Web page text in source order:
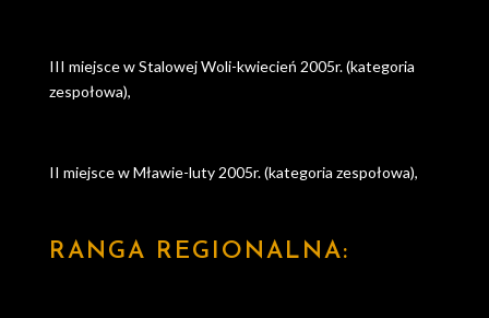
III miejsce w Stalowej Woli-kwiecień 2005r. (kategoria
zespołowa),
II miejsce w Mławie-luty 2005r. (kategoria zespołowa),
RANGA REGIONALNA: